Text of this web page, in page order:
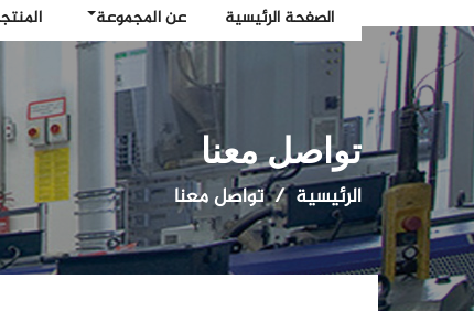
الصفحة الرئيسية عن المجموعة
تواصل معنا
الرئيسية تواصل معنا